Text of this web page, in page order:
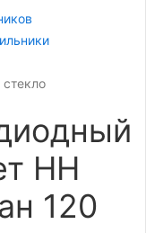
Свет НН ССдУ 01
НН
120